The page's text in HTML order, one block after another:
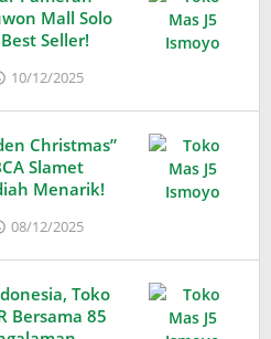
Mall Solo
Seller!
10/12/2025
Wardani
Christmas”
Slamet
Menarik!
08/12/2025
Wardani
Toko
Bersama 85